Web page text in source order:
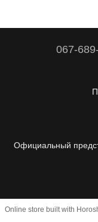
067-
Официальный
Online store built with